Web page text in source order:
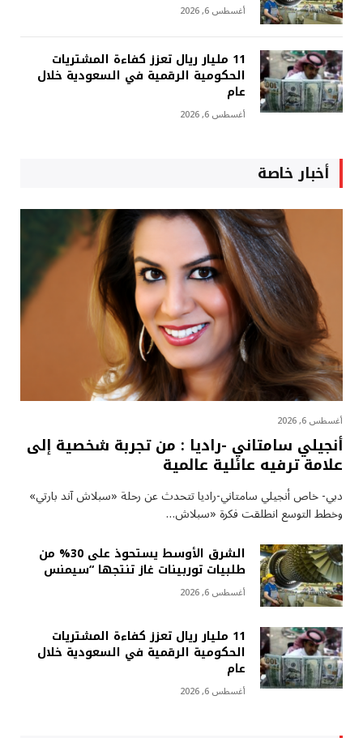
أغسطس 6, 2026
11 مليار ريال تعزز كفاءة المشتريات
الحكومية الرقمية في السعودية خلال
عام
أغسطس 6, 2026
أخبار خاصة
أغسطس 6, 2026
أنجيلي سامتاني -راديا : من تجربة شخصية إلى
علامة ترفيه عائلية عالمية
دبي- خاص أنجيلي سامتاني-راديا تتحدث عن رحلة «سبلاش آند بارتي»
وخطط التوسع انطلقت فكرة «سبلاش…
الشرق الأوسط يستحوذ على 30% من
طلبيات توربينات غاز تنتجها “سيمنس
أغسطس 6, 2026
11 مليار ريال تعزز كفاءة المشتريات
الحكومية الرقمية في السعودية خلال
عام
أغسطس 6, 2026